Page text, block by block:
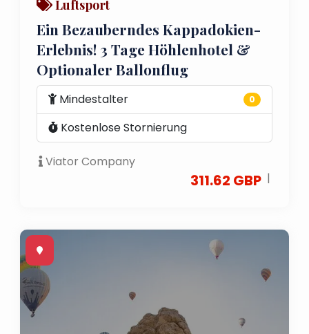
Luftsport
Ein Bezauberndes Kappadokien-
Erlebnis! 3 Tage Höhlenhotel &
Optionaler Ballonflug
Mindestalter 0
Kostenlose Stornierung
Viator Company
311.62 GBP |